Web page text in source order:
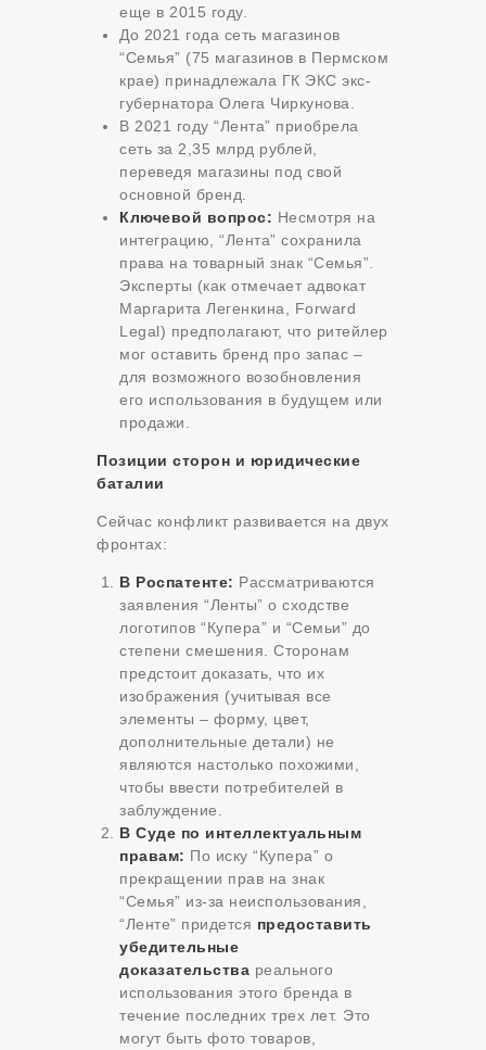
еще в 2015 году.
До 2021 года сеть магазинов
“Семья” (75 магазинов в Пермском
крае) принадлежала ГК ЭКС экс-
губернатора Олега Чиркунова.
В 2021 году “Лента” приобрела
сеть за 2,35 млрд рублей,
переведя магазины под свой
основной бренд.
Ключевой вопрос: Несмотря на
интеграцию, “Лента” сохранила
права на товарный знак “Семья”.
Эксперты (как отмечает адвокат
Маргарита Легенкина, Forward
Legal) предполагают, что ритейлер
мог оставить бренд про запас –
для возможного возобновления
его использования в будущем или
продажи.
Позиции сторон и юридические
баталии
Сейчас конфликт развивается на двух
фронтах:
В Роспатенте: Рассматриваются
заявления “Ленты” о сходстве
логотипов “Купера” и “Семьи” до
степени смешения. Сторонам
предстоит доказать, что их
изображения (учитывая все
элементы – форму, цвет,
дополнительные детали) не
являются настолько похожими,
чтобы ввести потребителей в
заблуждение.
В Суде по интеллектуальным
правам: По иску “Купера” о
прекращении прав на знак
“Семья” из-за неиспользования,
“Ленте” придется предоставить
убедительные
доказательства реального
использования этого бренда в
течение последних трех лет. Это
могут быть фото товаров,